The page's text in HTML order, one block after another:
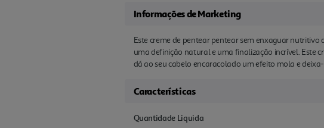
Informações de Marketing
Este creme de pentear pentear sem enxaguar
uma definição natural e uma finalização incrível. Este
dá ao seu cabelo encaracolado um efeito mola e
Características
Quantidade Liquida